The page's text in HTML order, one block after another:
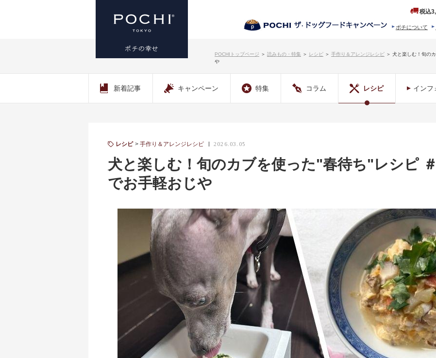
プレミアム
ドッグフー
通販 POCHI
- ポチ公式サ
イト
税込
ポチについて
POCHIトップページ ＞ 読みもの・特集 ＞ レシピ ＞ 手作り＆アレンジレシピ ＞ 犬と楽しむ！旬の
や
新着記事 キャンペーン 特集 コラム レシピ インフ
レシピ 手作り＆アレンジレシピ 2026.03.05
犬と楽しむ！旬のカブを使った"春待ち"レシピ
でお手軽おじや